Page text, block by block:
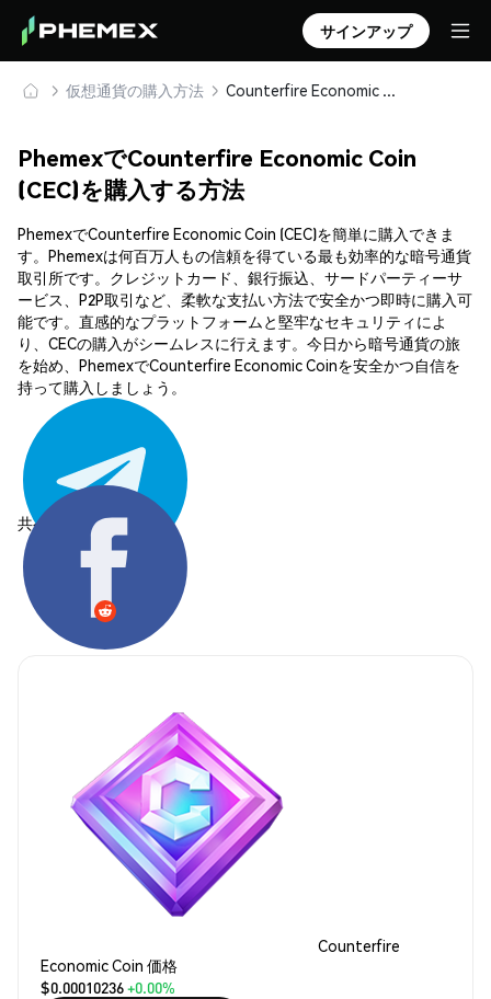
サインアップ
仮想通貨の購入方法 Counterfire Economic Coin (CEC) を安全に購入・保管
PhemexでCounterfire Economic Coin
(CEC)を購入する方法
PhemexでCounterfire Economic Coin (CEC)を簡単に購入できま
す。Phemexは何百万人もの信頼を得ている最も効率的な暗号通貨
取引所です。クレジットカード、銀行振込、サードパーティーサ
ービス、P2P取引など、柔軟な支払い方法で安全かつ即時に購入可
能です。直感的なプラットフォームと堅牢なセキュリティによ
り、CECの購入がシームレスに行えます。今日から暗号通貨の旅
を始め、PhemexでCounterfire Economic Coinを安全かつ自信を
持って購入しましょう。
共有する:
Counterfire
Economic Coin 価格
$0.00010236+0.00%